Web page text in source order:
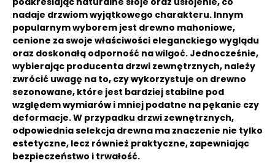
nadaje drzwiom wyjątkowego charakteru. Innym
popularnym wyborem jest drewno mahoniowe,
cenione za swoje właściwości eleganckiego wyglądu
oraz doskonałą odporność na wilgoć. Jednocześnie,
wybierając producenta drzwi zewnętrznych, należy
zwrócić uwagę na to, czy wykorzystuje on drewno
sezonowane, które jest bardziej stabilne pod
względem wymiarów i mniej podatne na pękanie czy
deformacje. W przypadku drzwi zewnętrznych,
odpowiednia selekcja drewna ma znaczenie nie tylko
estetyczne, lecz również praktyczne, zapewniając
bezpieczeństwo i trwałość.